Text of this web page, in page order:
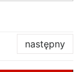
następny